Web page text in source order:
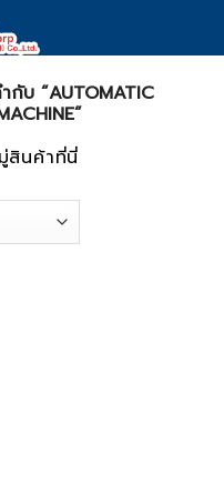
กับ “AUTOMATIC
สินค้าที่นี่